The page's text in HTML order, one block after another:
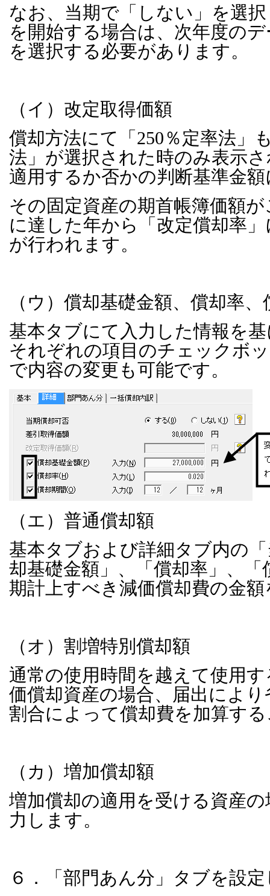
なお、当期で「しない」を選
を開始する場合は、次年度の
を選択する必要があります。
（イ）改定取得価額
償却方法にて「 250％定率法」
法」が選択された時のみ表示
適用するか否かの判断基準金
その固定資産の期首帳簿価額
に達した年から「改定償却率
が行われます。
（ウ）償却基礎金額、償却率、
基本タブにて入力した情報を
それぞれの項目のチェックボ
で内容の変更も可能です。
（エ）普通償却額
基本タブおよび詳細タブ内の
却基礎金額」、「償却率」、
期計上すべき減価償却費の金
（オ）割増特別償却額
通常の使用時間を越えて使用
価償却資産の場合、届出によ
割合によって償却費を加算す
（カ）増加償却額
増加償却の適用を受ける資産
力します。
６．「部門あん分」タブを設